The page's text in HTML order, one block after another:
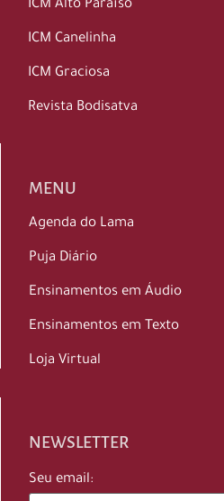
ICM Alto Paraíso
ICM Canelinha
ICM Graciosa
Revista Bodisatva
MENU
Agenda do Lama
Puja Diário
Ensinamentos em Áudio
Ensinamentos em Texto
Loja Virtual
NEWSLETTER
Seu email: